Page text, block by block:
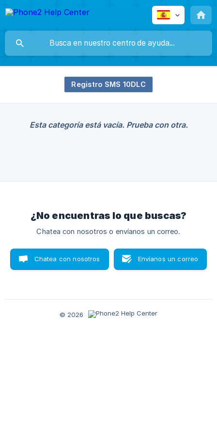
Registro SMS 10DLC
Esta categoría está vacía. Prueba con otra.
¿No encuentras lo que buscas?
Chatea con nosotros o envíanos un correo.
Chatea con nosotros Envíanos un correo
© 2026